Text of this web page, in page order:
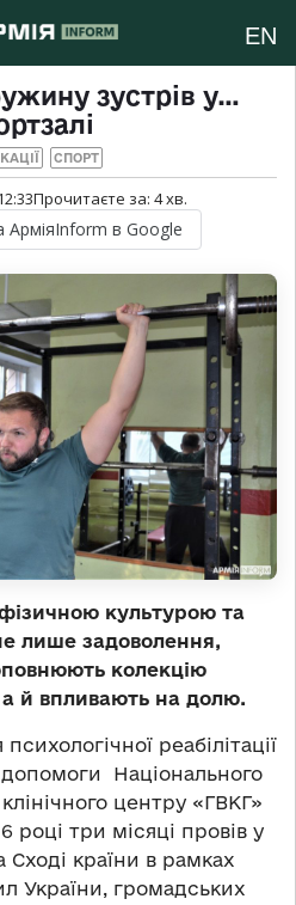
EN
зустрів у…
СПОРТ
Прочитаєте за: 4хв.
АрміяInform в Google
культурою та
лише задоволення,
колекцію
й впливають на долю.
реабілітації
допомоги Національного
центру «ГВКГ»
році три місяці провів у
Сході країни в рамках
України, громадських